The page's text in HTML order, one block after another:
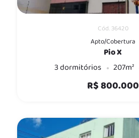
Cód. 36420
Apto/Cobertura
Pio X
3 dormitórios
207m²
R$ 800.000